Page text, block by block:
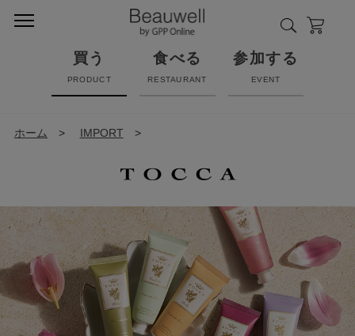
買う
PRODUCT
食べる
RESTAURANT
参加する
EVENT
ホーム > IMPORT >